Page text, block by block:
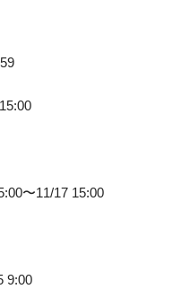
〜11/17 15:00
9:00